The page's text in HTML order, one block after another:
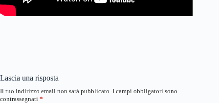
Lascia una risposta
Il tuo indirizzo email non sarà pubblicato. I campi obbligatori sono
contrassegnati *